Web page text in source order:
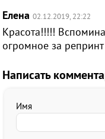
Елена 02.12.2019, 22:22
Красота!!!!!
огромное за
Написать
Имя